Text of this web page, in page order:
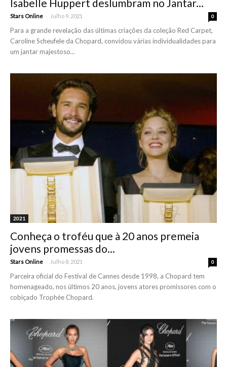
Isabelle Huppert deslumbram no Jantar...
Stars Online - Julho 9, 2021 0
Para a grande revelação das últimas criações da coleção Red Carpet,
Caroline Scheufele da Chopard, convidou várias individualidades para
um jantar majestoso...
2021
Conheça o troféu que à 20 anos premeia
jovens promessas do...
Stars Online - Julho 8, 2021 0
Parceira oficial do Festival de Cannes desde 1998, a Chopard tem
homenageado, nos últimos 20 anos, jovens atores promissores com o
cobiçado Trophée Chopard.